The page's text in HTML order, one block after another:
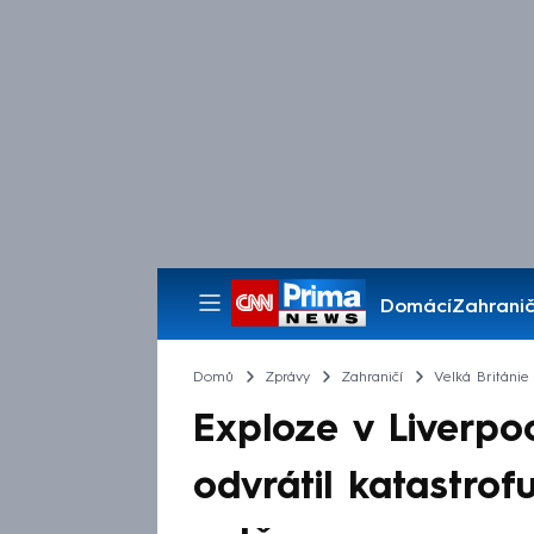
Domácí
Pořady
Domů Zprávy Zahraničí Velká Británie
Exploze v
odvrátil